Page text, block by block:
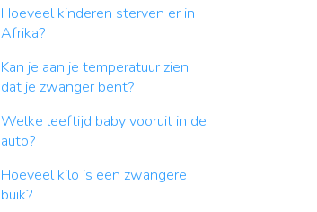
Hoeveel kinderen sterven er in
Afrika?
Kan je aan je temperatuur zien
dat je zwanger bent?
Welke leeftijd baby vooruit in de
auto?
Hoeveel kilo is een zwangere
buik?